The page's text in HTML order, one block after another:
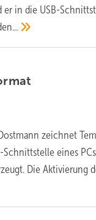
er in die USB-
zeichnet
eines
Die Aktivierung